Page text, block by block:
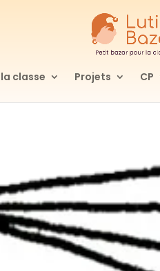
classe Projets CP